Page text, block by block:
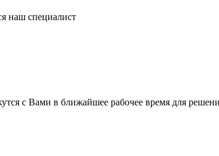
наш специалист
с Вами в ближайшее рабочее время для